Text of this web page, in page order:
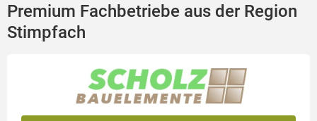
Premium Fachbetriebe aus der Region
Stimpfach